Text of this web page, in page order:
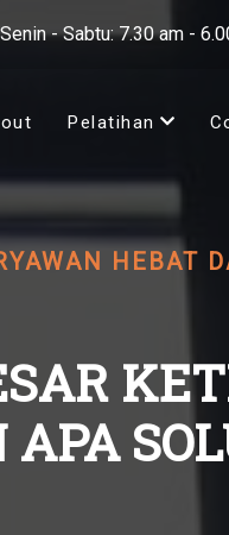
Senin - Sabtu: 7.30 am -
Pelatihan
HEBAT